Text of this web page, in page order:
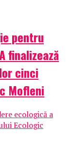
pentru
finalizează
cinci
Mofleni
ecologică a
Ecologic